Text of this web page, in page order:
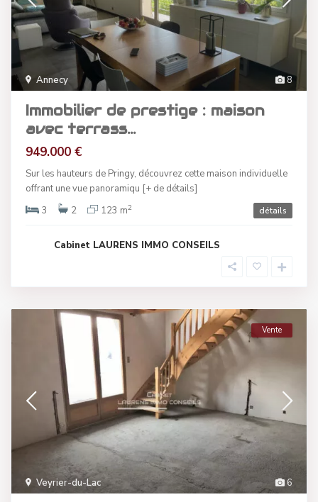
8
Annecy
Immobilier de prestige : maison
avec terrass...
949.000 €
Sur les hauteurs de Pringy, découvrez cette maison individuelle
offrant une vue panoramiqu [+ de détails]
3
2 123 m2 détails
Cabinet LAURENS IMMO CONSEILS
6
Veyrier-du-Lac
Vente